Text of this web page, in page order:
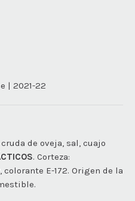
| 2021-22
cruda de oveja, sal, cuajo
. Corteza:
E-172. Origen de la